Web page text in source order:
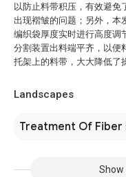
以防止料带积压，有效避免
出现褶皱的问题；另外，本
编织袋厚度实时进行高度调
分割装置出料端平齐，以便
托架上的料带，大大降低了
Landscapes
Treatment Of Fiber
Show